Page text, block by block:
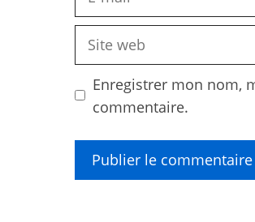
Site
Enregistrer mon nom,
commentaire.